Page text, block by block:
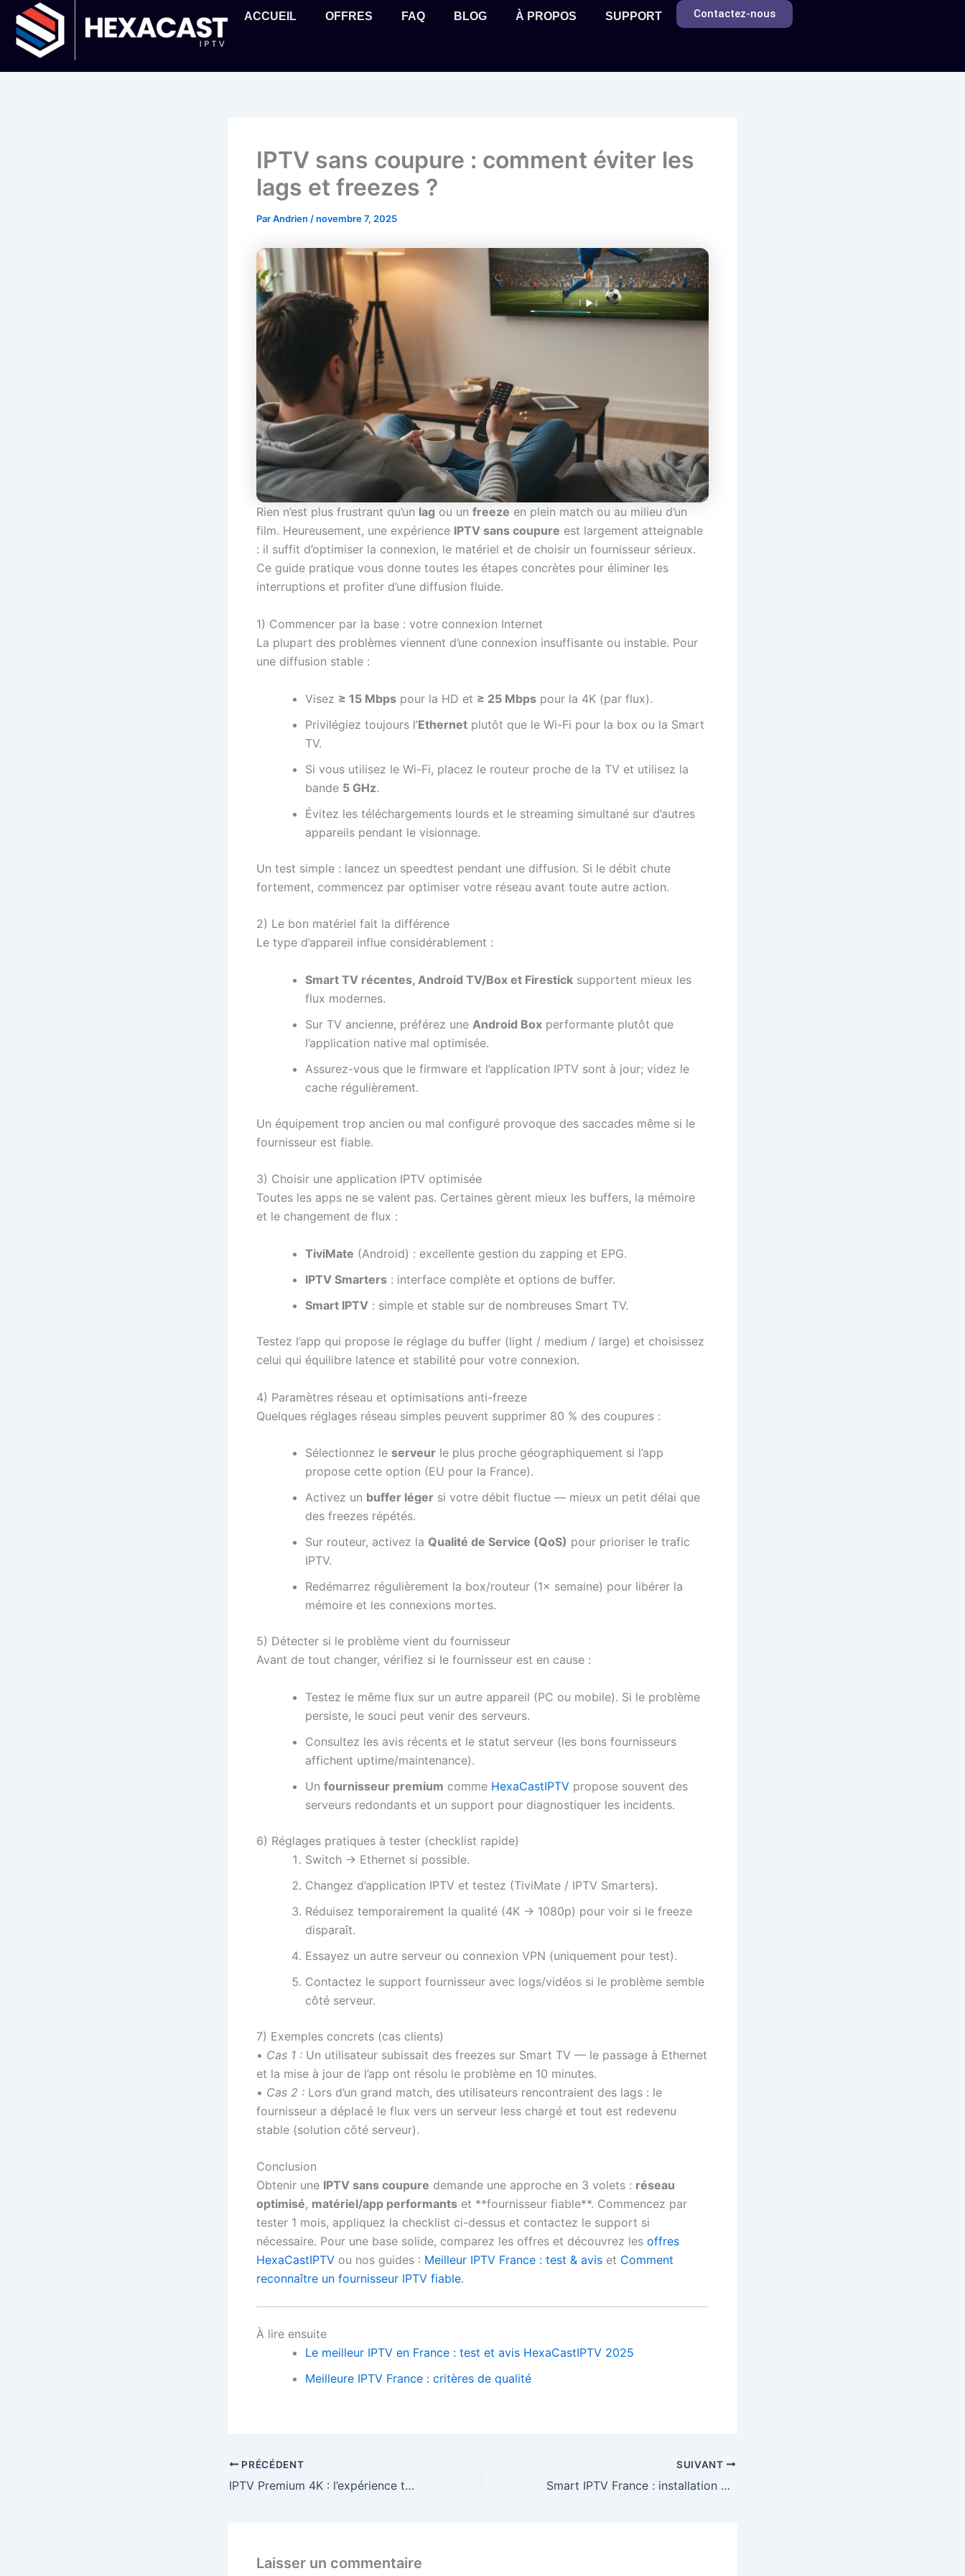
Aller
contenu
ACCUEIL OFFRES FAQ BLOG À PROPOS SUPPORT Contactez-nous
IPTV sans coupure : comment éviter les
lags et freezes ?
ParAndrien /novembre 7, 2025
Rien n’est plus frustrant qu’un lag ou un freeze en plein match ou au milieu d’un
film. Heureusement, une expérience IPTV sans coupure est largement atteignable
: il suffit d’optimiser la connexion, le matériel et de choisir un fournisseur sérieux.
Ce guide pratique vous donne toutes les étapes concrètes pour éliminer les
interruptions et profiter d’une diffusion fluide.
1) Commencer par la base : votre connexion Internet
La plupart des problèmes viennent d’une connexion insuffisante ou instable. Pour
une diffusion stable :
Visez ≥ 15 Mbps pour la HD et ≥ 25 Mbps pour la 4K (par flux).
Privilégiez toujours l’Ethernet plutôt que le Wi-Fi pour la box ou la Smart
TV.
Si vous utilisez le Wi-Fi, placez le routeur proche de la TV et utilisez la
bande 5 GHz.
Évitez les téléchargements lourds et le streaming simultané sur d’autres
appareils pendant le visionnage.
Un test simple : lancez un speedtest pendant une diffusion. Si le débit chute
fortement, commencez par optimiser votre réseau avant toute autre action.
2) Le bon matériel fait la différence
Le type d’appareil influe considérablement :
Smart TV récentes, Android TV/Box et Firestick supportent mieux les
flux modernes.
Sur TV ancienne, préférez une Android Box performante plutôt que
l’application native mal optimisée.
Assurez-vous que le firmware et l’application IPTV sont à jour; videz le
cache régulièrement.
Un équipement trop ancien ou mal configuré provoque des saccades même si le
fournisseur est fiable.
3) Choisir une application IPTV optimisée
Toutes les apps ne se valent pas. Certaines gèrent mieux les buffers, la mémoire
et le changement de flux :
TiviMate (Android) : excellente gestion du zapping et EPG.
IPTV Smarters : interface complète et options de buffer.
Smart IPTV : simple et stable sur de nombreuses Smart TV.
Testez l’app qui propose le réglage du buffer (light / medium / large) et choisissez
celui qui équilibre latence et stabilité pour votre connexion.
4) Paramètres réseau et optimisations anti-freeze
Quelques réglages réseau simples peuvent supprimer 80 % des coupures :
Sélectionnez le serveur le plus proche géographiquement si l’app
propose cette option (EU pour la France).
Activez un buffer léger si votre débit fluctue — mieux un petit délai que
des freezes répétés.
Sur routeur, activez la Qualité de Service (QoS) pour prioriser le trafic
IPTV.
Redémarrez régulièrement la box/routeur (1× semaine) pour libérer la
mémoire et les connexions mortes.
5) Détecter si le problème vient du fournisseur
Avant de tout changer, vérifiez si le fournisseur est en cause :
Testez le même flux sur un autre appareil (PC ou mobile). Si le problème
persiste, le souci peut venir des serveurs.
Consultez les avis récents et le statut serveur (les bons fournisseurs
affichent uptime/maintenance).
Un fournisseur premium comme HexaCastIPTV propose souvent des
serveurs redondants et un support pour diagnostiquer les incidents.
6) Réglages pratiques à tester (checklist rapide)
Switch → Ethernet si possible.
Changez d’application IPTV et testez (TiviMate / IPTV Smarters).
Réduisez temporairement la qualité (4K → 1080p) pour voir si le freeze
disparaît.
Essayez un autre serveur ou connexion VPN (uniquement pour test).
Contactez le support fournisseur avec logs/vidéos si le problème semble
côté serveur.
7) Exemples concrets (cas clients)
• Cas 1 : Un utilisateur subissait des freezes sur Smart TV — le passage à Ethernet
et la mise à jour de l’app ont résolu le problème en 10 minutes.
• Cas 2 : Lors d’un grand match, des utilisateurs rencontraient des lags : le
fournisseur a déplacé le flux vers un serveur less chargé et tout est redevenu
stable (solution côté serveur).
Conclusion
Obtenir une IPTV sans coupure demande une approche en 3 volets : réseau
optimisé, matériel/app performants et **fournisseur fiable**. Commencez par
tester 1 mois, appliquez la checklist ci-dessus et contactez le support si
nécessaire. Pour une base solide, comparez les offres et découvrez les offres
HexaCastIPTV ou nos guides : Meilleur IPTV France : test & avis et Comment
reconnaître un fournisseur IPTV fiable.
À lire ensuite
Le meilleur IPTV en France : test et avis HexaCastIPTV 2025
Meilleure IPTV France : critères de qualité
PRÉCÉDENT
IPTV Premium 4K : l’expérience télé ultime sans coupure !
SUIVANT
Smart IPTV France : installation et activation faciles avec HexaCast
Laisser un commentaire